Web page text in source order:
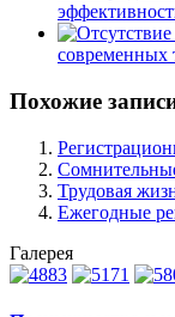
современных
Похожие
Трудовая
Ежегодные
Галерея